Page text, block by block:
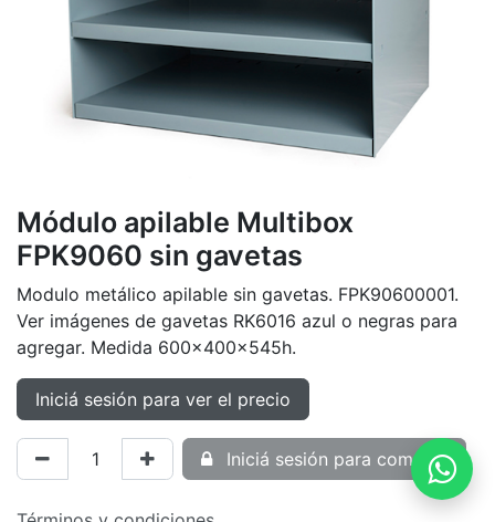
Módulo apilable Multibox
FPK9060 sin gavetas
Modulo metálico apilable sin gavetas. FPK90600001.
Ver imágenes de gavetas RK6016 azul o negras para
agregar. Medida 600x400x545h.
Iniciá sesión para ver el precio
Iniciá sesión para comprar